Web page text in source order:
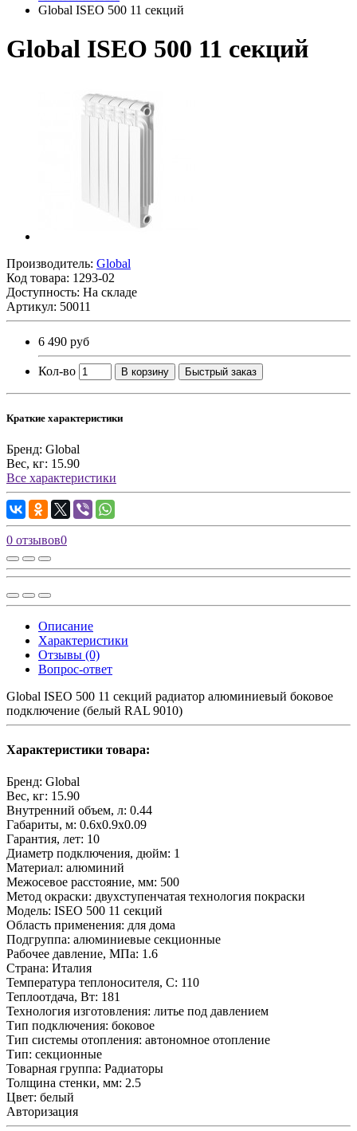
Global ISEO 500 11 секций
Global ISEO 500 11 секций
Производитель: Global
Код товара: 1293-02
Доступность: На складе
Артикул: 50011
6 490 руб
Кол-во В корзину Быстрый заказ
Краткие характеристики
Бренд: Global
Вес, кг: 15.90
Все характеристики
0 отзывов0
Описание
Характеристики
Отзывы (0)
Вопрос-ответ
Global ISEO 500 11 секций радиатор алюминиевый боковое
подключение (белый RAL 9010)
Характеристики товара:
Бренд: Global
Вес, кг: 15.90
Внутренний объем, л: 0.44
Габариты, м: 0.6x0.9x0.09
Гарантия, лет: 10
Диаметр подключения, дюйм: 1
Материал: алюминий
Межосевое расстояние, мм: 500
Метод окраски: двухступенчатая технология покраски
Модель: ISEO 500 11 секций
Область применения: для дома
Подгруппа: алюминиевые секционные
Рабочее давление, МПа: 1.6
Страна: Италия
Температура теплоносителя, С: 110
Теплоотдача, Вт: 181
Технология изготовления: литье под давлением
Тип подключения: боковое
Тип системы отопления: автономное отопление
Тип: секционные
Товарная группа: Радиаторы
Толщина стенки, мм: 2.5
Цвет: белый
Авторизация